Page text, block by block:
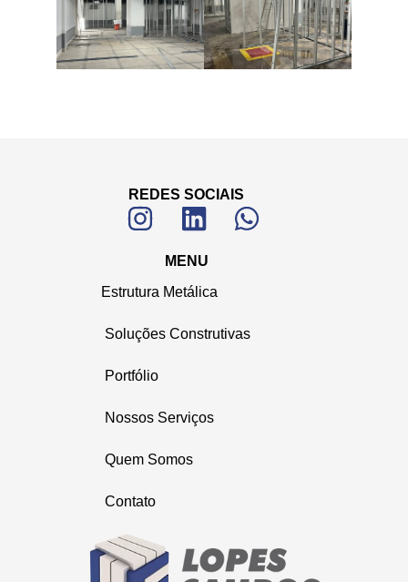
MENU
Estrutura Metálica
Soluções Construtivas
Portfólio
Nossos Serviços
Quem Somos
Contato
REDES SOCIAIS